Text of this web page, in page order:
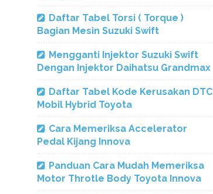
Daftar Tabel Torsi ( Torque )
Bagian Mesin Suzuki Swift
Mengganti Injektor Suzuki Swift
Dengan Injektor Daihatsu Grandmax
Daftar Tabel Kode Kerusakan DTC
Mobil Hybrid Toyota
Cara Memeriksa Accelerator
Pedal Kijang Innova
Panduan Cara Mudah Memeriksa
Motor Throtle Body Toyota Innova